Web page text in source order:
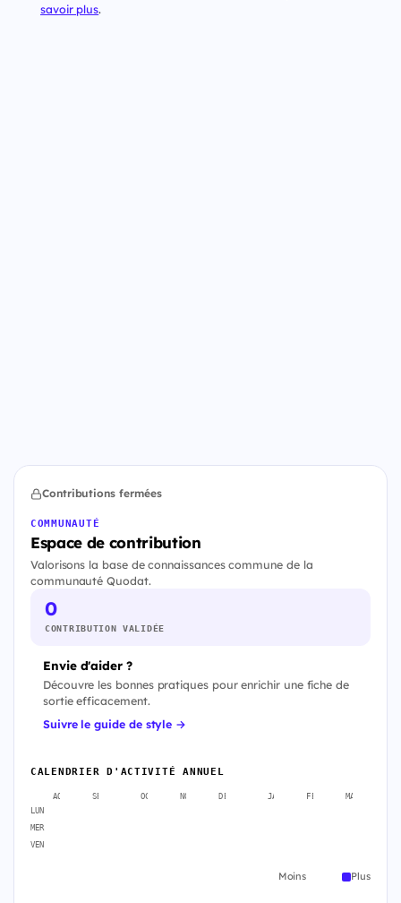
savoir plus.
Contributions fermées
COMMUNAUTÉ
Espace de contribution
Valorisons la base de connaissances commune de la
communauté Quodat.
0
CONTRIBUTION VALIDÉE
Envie d'aider ?
Découvre les bonnes pratiques pour enrichir une fiche de
sortie efficacement.
Suivre le guide de style →
CALENDRIER D'ACTIVITÉ ANNUEL
AOÛT SEPT. OCT. NOV. DÉC. JANV. FÉVR. MARS
LUN
MER
VEN
Moins Plus